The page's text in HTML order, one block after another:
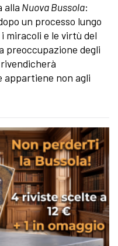
alla Nuova Bussola:
un processo lungo
miracoli e le virtù del
preoccupazione degli
appartiene non agli